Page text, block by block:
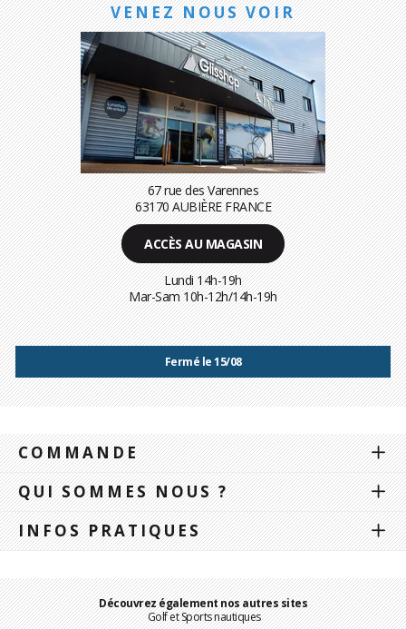
VENEZ NOUS VOIR
67 rue des Varennes
63170 AUBIÈRE FRANCE
ACCÈS AU MAGASIN
Lundi 14h-19h
Mar-Sam 10h-12h/14h-19h
Fermé le 15/08
COMMANDE
QUI SOMMES NOUS ?
INFOS PRATIQUES
Découvrez également nos autres sites
Golf et Sports nautiques